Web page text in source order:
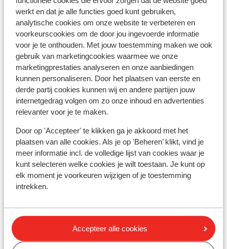
werkt en dat je alle functies goed kunt gebruiken,
analytische cookies om onze website te verbeteren en
voorkeurscookies om de door jou ingevoerde informatie
voor je te onthouden. Met jouw toestemming maken we ook
gebruik van marketingcookies waarmee we onze
marketingprestaties analyseren en onze aanbiedingen
kunnen personaliseren. Door het plaatsen van eerste en
derde partij cookies kunnen wij en andere partijen jouw
internetgedrag volgen om zo onze inhoud en advertenties
relevanter voor je te maken.
Door op 'Accepteer' te klikken ga je akkoord met het
plaatsen van alle cookies. Als je op 'Beheren’ klikt, vind je
meer informatie incl. de volledige lijst van cookies waar je
kunt selecteren welke cookies je wilt toestaan. Je kunt op
elk moment je voorkeuren wijzigen of je toestemming
intrekken.
Accepteer alle cookies
Centrum: 1 km
Meer: 1 km
Rustig gelegen
Ook interessant voor jou
Andere accommodaties in Gardameer
All Inclusive Hotel Piccolo Paradiso
Hotel Bisesti
Park Hotel Casimiro
Hotel Internazionale